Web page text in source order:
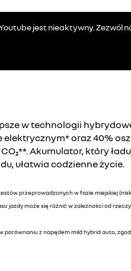
jest nieaktywny. Zezwól
w technologii
elektrycznym* oraz 40%
Akumulator, który
ułatwia codzienne życie.
przeprowadzonych w fazie miejskiej
jazdy może się różnić w zależności od
porównaniu z napędem mild hybrid auto,